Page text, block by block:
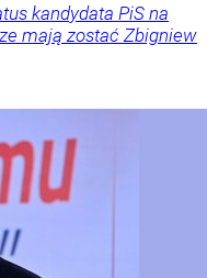
kandydata PiS na
mają zostać Zbigniew